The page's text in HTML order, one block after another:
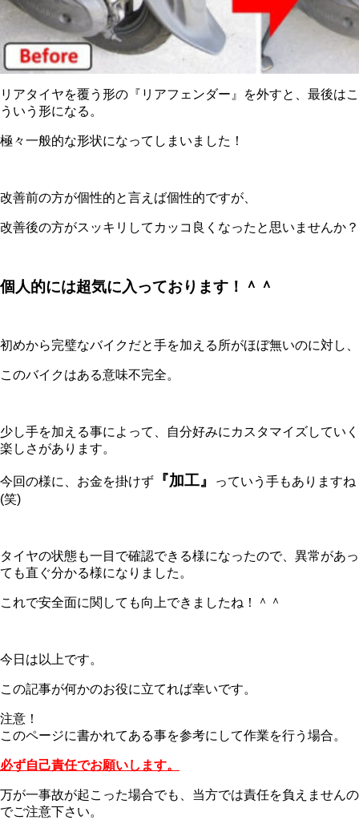
リアタイヤを覆う形の『リアフェンダー』を外すと、最後はこ
ういう形になる。
極々一般的な形状になってしまいました！
改善前の方が個性的と言えば個性的ですが、
改善後の方がスッキリしてカッコ良くなったと思いませんか？
個人的には超気に入っております！＾＾
初めから完璧なバイクだと手を加える所がほぼ無いのに対し、
このバイクはある意味不完全。
少し手を加える事によって、自分好みにカスタマイズしていく
楽しさがあります。
今回の様に、お金を掛けず 『加工』
っていう手もありますね
(笑)
タイヤの状態も一目で確認できる様になったので、異常があっ
ても直ぐ分かる様になりました。
これで安全面に関しても向上できましたね！＾＾
今日は以上です。
この記事が何かのお役に立てれば幸いです。
注意！
このページに書かれてある事を参考にして作業を行う場合。
必ず自己責任でお願いします。
万が一事故が起こった場合でも、当方では責任を負えませんの
でご注意下さい。